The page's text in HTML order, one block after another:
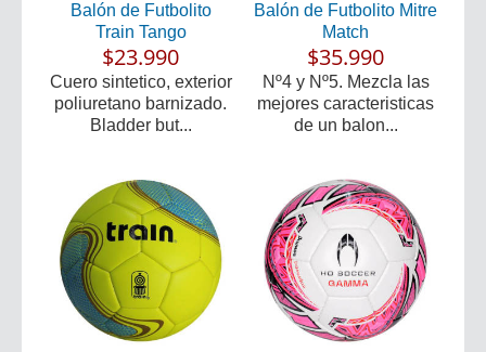
Balón de Futbolito
Train Tango
$23.990
Cuero sintetico, exterior
poliuretano barnizado.
Bladder but...
Balón de Futbolito Mitre
Match
$35.990
Nº4 y Nº5. Mezcla las
mejores caracteristicas
de un balon...